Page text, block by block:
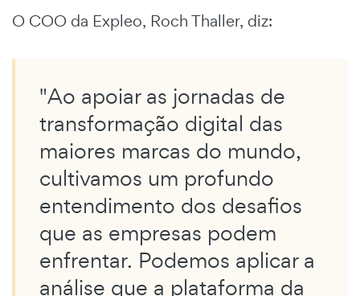
O COO da Expleo, Roch Thaller, diz:
"Ao apoiar as jornadas de
transformação digital das
maiores marcas do mundo,
cultivamos um profundo
entendimento dos desafios
que as empresas podem
enfrentar. Podemos aplicar a
análise que a plataforma da